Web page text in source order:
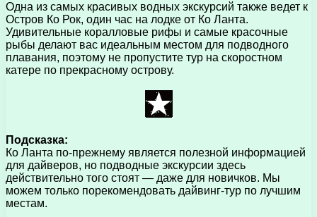
Одна из самых красивых водных экскурсий также ведет к
Остров Ко Рок, один час на лодке от Ко Ланта.
Удивительные коралловые рифы и самые красочные
рыбы делают вас идеальным местом для подводного
плавания, поэтому не пропустите тур на скоростном
катере по прекрасному острову.
Подсказка:
Ко Ланта по-прежнему является полезной информацией
для дайверов, но подводные экскурсии здесь
действительно того стоят — даже для новичков. Мы
можем только порекомендовать дайвинг-тур по лучшим
местам.